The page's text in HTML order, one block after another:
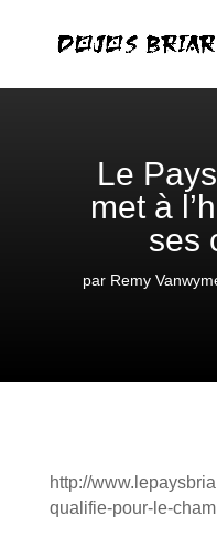
Le
met à
ses
par Remy
http://
qualifie-pour-le-